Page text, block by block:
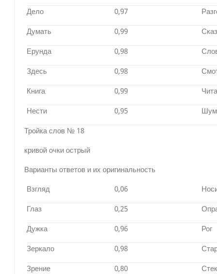
Дело 0,97
Думать 0,99
Ерунда 0,98
Здесь 0,98
Книга 0,99
Нести 0,95 Шум
Тройка слов № 18
кривой очки острый
Варианты ответов и их оригинальность
Взгляд 0,06
Глаз 0,25
Дужка 0,96 Рог
Зеркало 0,98
Зрение 0,80